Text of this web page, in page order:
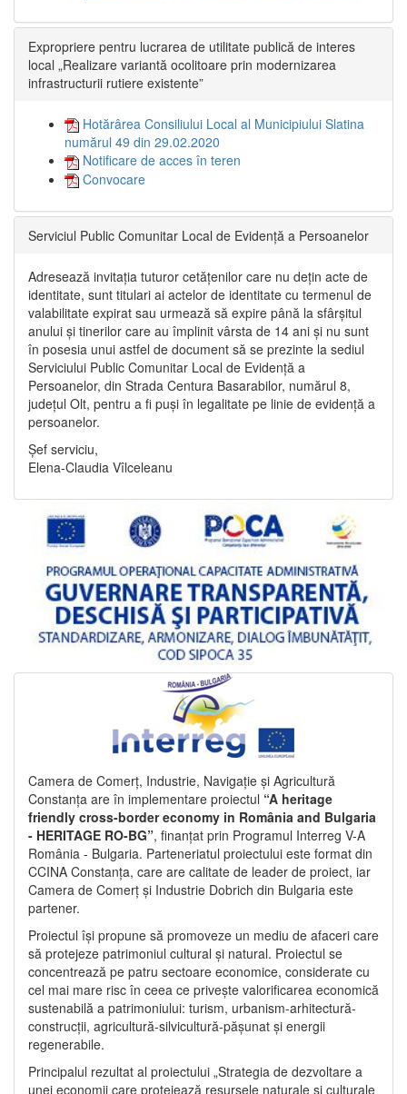
Expropriere pentru lucrarea de utilitate publică de interes
local „Realizare variantă ocolitoare prin modernizarea
infrastructurii rutiere existente”
Hotărârea Consiliului Local al Municipiului Slatina
numărul 49 din 29.02.2020
Notificare de acces în teren
Convocare
Serviciul Public Comunitar Local de Evidență a Persoanelor
Adresează invitația tuturor cetățenilor care nu dețin acte de
identitate, sunt titulari ai actelor de identitate cu termenul de
valabilitate expirat sau urmează să expire până la sfârșitul
anului și tinerilor care au împlinit vârsta de 14 ani și nu sunt
în posesia unui astfel de document să se prezinte la sediul
Serviciului Public Comunitar Local de Evidență a
Persoanelor, din Strada Centura Basarabilor, numărul 8,
județul Olt, pentru a fi puși în legalitate pe linie de evidență a
persoanelor.
Șef serviciu,
Elena-Claudia Vîlceleanu
Camera de Comerț, Industrie, Navigație și Agricultură
Constanța are în implementare proiectul “A heritage
friendly cross-border economy in România and Bulgaria
- HERITAGE RO-BG”, finanțat prin Programul Interreg V-A
România - Bulgaria. Parteneriatul proiectului este format din
CCINA Constanța, care are calitate de leader de proiect, iar
Camera de Comerț și Industrie Dobrich din Bulgaria este
partener.
Proiectul își propune să promoveze un mediu de afaceri care
să protejeze patrimoniul cultural și natural. Proiectul se
concentrează pe patru sectoare economice, considerate cu
cel mai mare risc în ceea ce privește valorificarea economică
sustenabilă a patrimoniului: turism, urbanism-arhitectură-
construcții, agricultură-silvicultură-pășunat și energii
regenerabile.
Principalul rezultat al proiectului „Strategia de dezvoltare a
unei economii care protejează resursele naturale și culturale